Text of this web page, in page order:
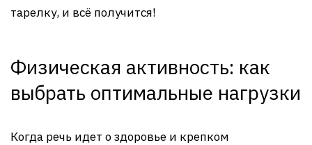
тарелку, и всё получится!
Физическая активность: как
выбрать оптимальные нагрузки
Когда речь идет о здоровье и крепком